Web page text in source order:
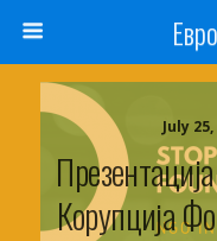
July
Корупција